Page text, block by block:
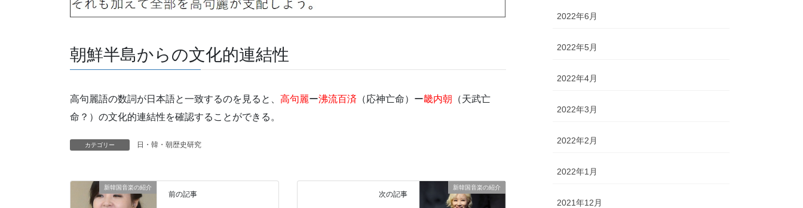
朝鮮半島からの文化的連結性
高句麗語の数詞が日本語と一致するのを見ると、 高句麗ー沸流百済 （応神亡命）ー畿内朝 （天武亡
命？）の文化的連結性を確認することができる。
カテゴリー 日・韓・朝歴史研究
新韓国音楽の紹介
前の記事
新韓国音楽の紹介
次の記事
2022年6月
2022年5月
2022年4月
2022年3月
2022年2月
2022年1月
2021年12月